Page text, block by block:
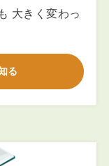
大きく変わっ
る